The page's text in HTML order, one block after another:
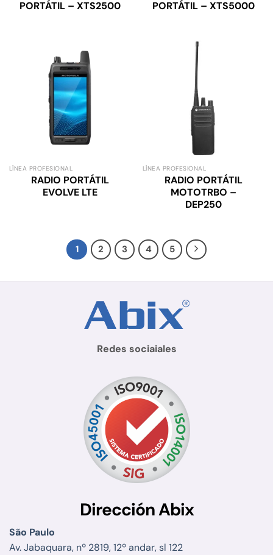
PORTÁTIL – XTS2500 PORTÁTIL – XTS5000
LÍNEA PROFESIONAL
RADIO PORTÁTIL
EVOLVE LTE
LÍNEA PROFESIONAL
RADIO PORTÁTIL
MOTOTRBO –
DEP250
1 2 3 4 5
Redes sociaiales
Dirección Abix
São Paulo
Av. Jabaquara, nº 2819, 12º andar, sl 122